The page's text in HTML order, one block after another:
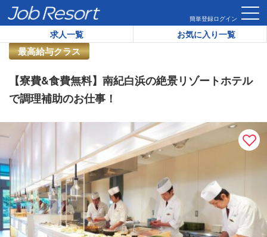
簡単登録ログイン
求人一覧 お気に入り一覧
HOME 求人一覧 【寮費&食費無料】南紀白浜の絶景リゾート
最高給与クラス
リゾートバイト求人番号：
【寮費&食費無料】南紀白浜の絶景リゾートホテル
で調理補助のお仕事！